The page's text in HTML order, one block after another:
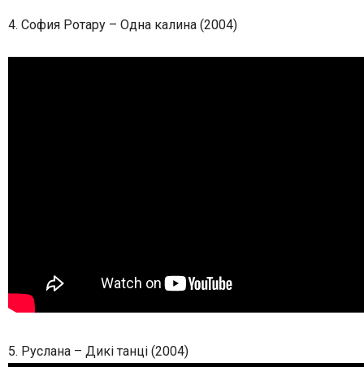
4. София Ротару – Одна калина (2004)
5. Руслана – Дикі танці (2004)